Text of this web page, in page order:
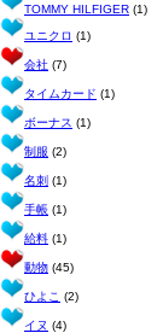
TOMMY HILFIGER (1)
ユニクロ (1)
会社 (7)
タイムカード (1)
ボーナス (1)
制服 (2)
名刺 (1)
手帳 (1)
給料 (1)
動物 (45)
ひよこ (2)
イヌ (4)